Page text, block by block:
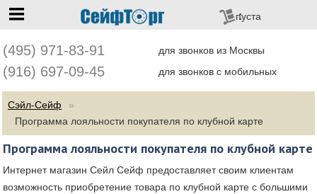
(495) 971-83-91 для звонков из Москвы
(916) 697-09-45 для звонков с мобильных
пуста
Сэйл-Сейф
Программа лояльности покупателя по клубной карте
Программа лояльности покупателя по клубной карте
Интернет магазин Сейл Сейф предоставляет своим клиентам
возможность приобретение товара по клубной карте с большими